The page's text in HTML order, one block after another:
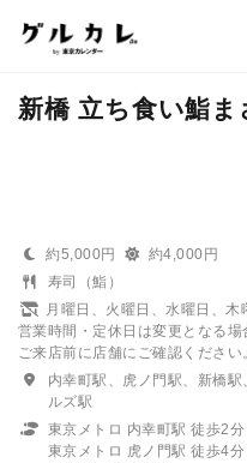
新橋 立ち食い鮨ま
約5,000円
約4,000円
寿司（鮨）
月曜日、火曜日、水曜日、木
営業時間・定休日は変更となる場
ご来店前に店舗にご確認ください
内幸町駅、虎ノ門駅、新橋
ルズ駅
東京メトロ 内幸町駅 徒歩2分
東京メトロ 虎ノ門駅 徒歩4分